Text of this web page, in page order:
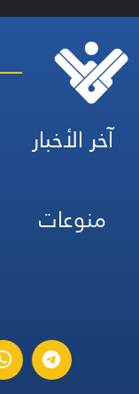
آخر الأخبار
منوعات